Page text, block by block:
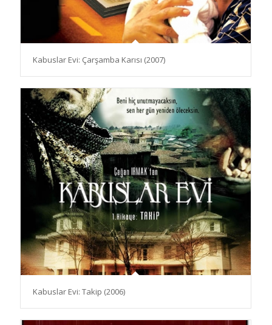
Kabuslar Evi: Çarşamba Karısı (2007)
Kabuslar Evi: Takip (2006)